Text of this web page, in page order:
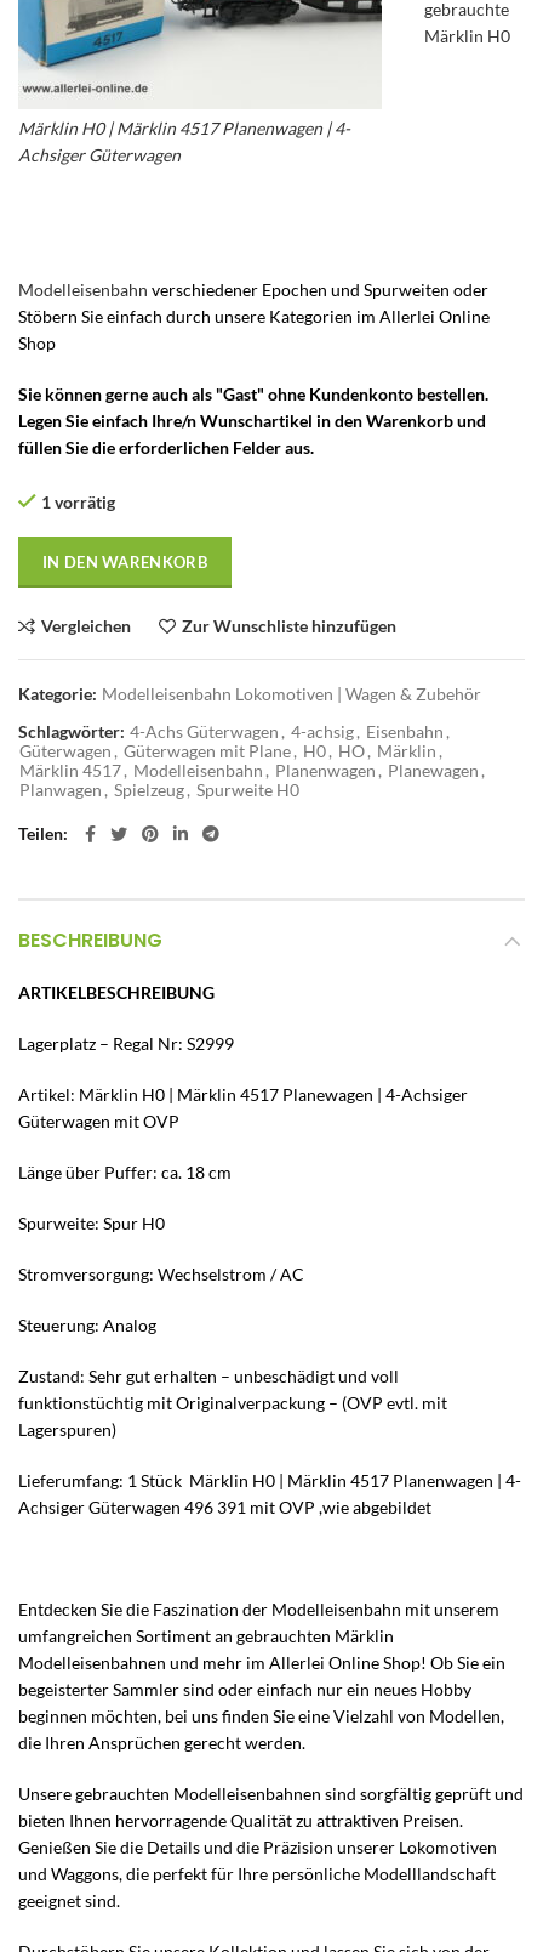
Märklin H0 | Märklin 4517 Planenwagen | 4-
Achsiger Güterwagen
gebrauchte
Märklin H0
Modelleisenbahn verschiedener Epochen und Spurweiten oder
Stöbern Sie einfach durch unsere Kategorien im Allerlei Online
Shop
Sie können gerne auch als "Gast" ohne Kundenkonto bestellen.
Legen Sie einfach Ihre/n Wunschartikel in den Warenkorb und
füllen Sie die erforderlichen Felder aus.
1 vorrätig
IN DEN WARENKORB
Vergleichen Zur Wunschliste hinzufügen
Kategorie: Modelleisenbahn Lokomotiven | Wagen & Zubehör
Schlagwörter: 4-Achs Güterwagen , 4-achsig, Eisenbahn ,
Güterwagen , Güterwagen mit Plane, H0, HO, Märklin ,
Märklin 4517, Modelleisenbahn , Planenwagen , Planewagen ,
Planwagen , Spielzeug, Spurweite H0
Teilen
BESCHREIBUNG
ARTIKELBESCHREIBUNG
Lagerplatz – Regal Nr: S2999
Artikel: Märklin H0 | Märklin 4517 Planewagen | 4-Achsiger
Güterwagen mit OVP
Länge über Puffer: ca. 18 cm
Spurweite: Spur H0
Stromversorgung: Wechselstrom / AC
Steuerung: Analog
Zustand: Sehr gut erhalten – unbeschädigt und voll
funktionstüchtig mit Originalverpackung – (OVP evtl. mit
Lagerspuren)
Lieferumfang: 1 Stück Märklin H0 | Märklin 4517 Planenwagen | 4-
Achsiger Güterwagen 496 391 mit OVP ,wie abgebildet
Entdecken Sie die Faszination der Modelleisenbahn mit unserem
umfangreichen Sortiment an gebrauchten Märklin
Modelleisenbahnen und mehr im Allerlei Online Shop! Ob Sie ein
begeisterter Sammler sind oder einfach nur ein neues Hobby
beginnen möchten, bei uns finden Sie eine Vielzahl von Modellen,
die Ihren Ansprüchen gerecht werden.
Unsere gebrauchten Modelleisenbahnen sind sorgfältig geprüft und
bieten Ihnen hervorragende Qualität zu attraktiven Preisen.
Genießen Sie die Details und die Präzision unserer Lokomotiven
und Waggons, die perfekt für Ihre persönliche Modelllandschaft
geeignet sind.